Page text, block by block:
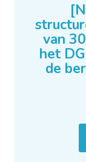
van
het
de